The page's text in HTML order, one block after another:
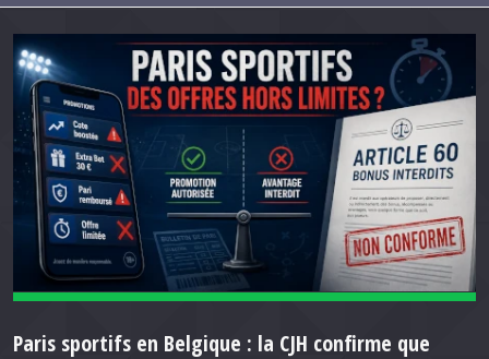
Paris sportifs en Belgique : la CJH confirme que